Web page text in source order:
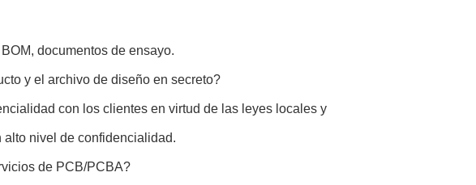
documentos de ensayo.
y el archivo de diseño en secreto?
con los clientes en virtud de las leyes locales y
alto nivel de confidencialidad.
de PCB/PCBA?